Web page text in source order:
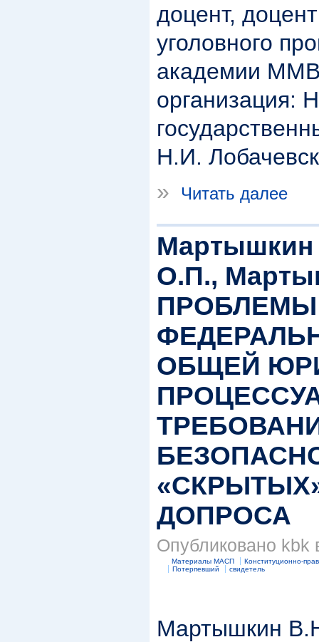
доцент,
уголовного
академии
организация:
Н.И.
»
Читать далее
Мартышкин
О.П.,
ПРОБЛЕМЫ
ОБЩЕЙ
ДОПРОСА
Опубликовано kbk
Материалы МАСП
Конституционно-
Потерпевший
свидетель
Мартышкин